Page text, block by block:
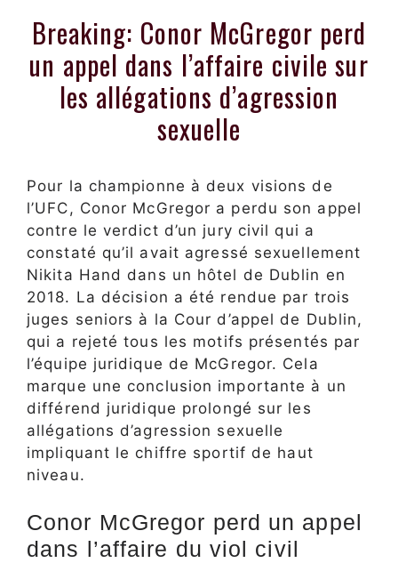
Breaking: Conor McGregor perd
un appel dans l’affaire civile sur
les allégations d’agression
sexuelle
Pour la championne à deux visions de
l’UFC, Conor McGregor a perdu son appel
contre le verdict d’un jury civil qui a
constaté qu’il avait agressé sexuellement
Nikita Hand dans un hôtel de Dublin en
2018. La décision a été rendue par trois
juges seniors à la Cour d’appel de Dublin,
qui a rejeté tous les motifs présentés par
l’équipe juridique de McGregor. Cela
marque une conclusion importante à un
différend juridique prolongé sur les
allégations d’agression sexuelle
impliquant le chiffre sportif de haut
niveau.
Conor McGregor perd un appel
dans l’affaire du viol civil